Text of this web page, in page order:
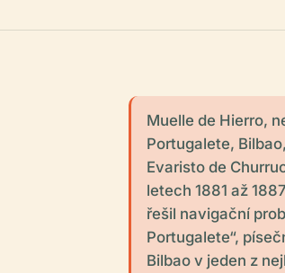
Muelle de Hierro,
Portugalete,
Evaristo de
letech 1881 až
řešil navigační
Portugalete“,
Bilbao v jeden z